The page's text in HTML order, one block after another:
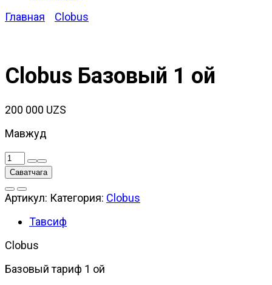
Главная
Clobus
Clobus Базовый 1 ой
200 000 UZS
Мавжуд
Количество
товара
Clobus
Базовый
Саватчага
Артикул: Категория: Clobus
Тавсиф
Clobus
Базовый тариф 1 ой